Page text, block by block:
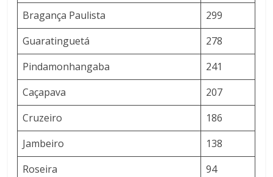
Bragança Paulista
299
Guaratinguetá
278
Pindamonhangaba
241
Caçapava
207
Cruzeiro
186
Jambeiro
138
Roseira
94